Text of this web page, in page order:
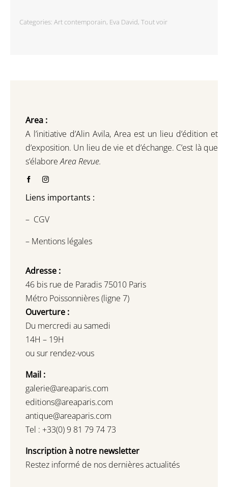
Categories: Art contemporain, Eva David, Tout voir
Area :
A l’initiative d’Alin Avila, Area est un lieu d’édition et
d’exposition. Un lieu de vie et d’échange. C’est là que
s’élaboreArea Revue.
Liens importants :
– CGV
– Mentions légales
Adresse :
46 bis rue de Paradis 75010 Paris
Métro Poissonnières (ligne 7)
Ouverture :
Du mercredi au samedi
14H – 19H
ou sur rendez-vous
Mail :
galerie@areaparis.com
editions@areaparis.com
antique@areaparis.com
Tel : +33(0) 9 81 79 74 73
Inscription à notre newsletter
Restez informé de nos dernières actualités